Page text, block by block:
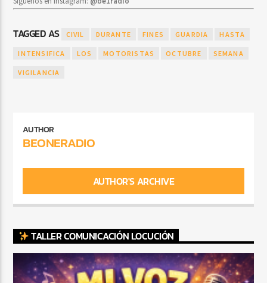
TAGGED AS CIVIL DURANTE FINES GUARDIA HASTA
INTENSIFICA LOS MOTORISTAS OCTUBRE SEMANA
VIGILANCIA
AUTHOR
BEONERADIO
AUTHOR'S ARCHIVE
TALLER COMUNICACIÓN LOCUCIÓN